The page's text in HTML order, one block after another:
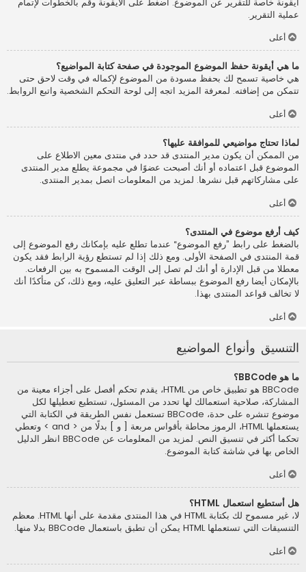
عملية التقرير.
أعلى
ما هي أيقونة حفظ الموضوع الموجودة في صفحة كتابة المواضيع؟
هي خاصية تسمح لك بحفظ مسودة من الموضوع لإكماله في وقت لاحق حتى
تتمكن من إضافته. لمعرفة المزيد اتجه إلى لوحة التحكم الشخصية واتبع الروابط.
أعلى
لماذا تحتاج مواضيعي للموافقة عليها؟
من الممكن أن يكون مدير المنتدى قد حدد في منتدى معين الاطلاع على
الموضوع قبل اعتماده أو أنك أصبحت عضوًا في مجموعة يطلع مدير المنتدى
على مشاركاتهم قبل نشرها. لمزيد من المعلومات اتصل بمدير المنتدى.
أعلى
كيف أرفع موضوع في المنتدى؟
بالضغط على رابط ”رفع الموضوع“ عندما تطلع عليه بإمكانك رفع الموضوع إلى
قمة المنتدى في الصفحة الأولى. ومع ذلك إذا لم تستطع رؤية الرابط فقد يكون
معطلا من قبل الإدارة أو أنك لم تصل إلى الوقت المسموح به بين الرفعات.
بالإمكان أيضا رفع الموضوع ببساطة عبر التعليق عليه، ومع ذلك، كن متأكدًا أنك
لا تخالف قواعد المنتدى بهذا.
أعلى
التنسيق وأنواع المواضيع
ما هو BBCode؟
BBCode هو تطبيق خاص من HTML، يقدم تحكم أفصل على أجزاء معينة من
المشاركة، صلاحية استعمالك لها تحدد من المسئول، تستطيع تعطيلها لكل
موضوع تنشره على حدة، BBCode تستعمل نفس الطريقة في الكتابة التي
يستعملها HTML، الرموز محاطة بأقواس مربعة [ و ] بدلًا من < and > وتعطي
تحكما أكثر في تنسيق النص. لمزيد من المعلومات عن BBCode انظر الدليل
الخاص بها في شاشة كتابة الموضوع.
أعلى
هل أستطيع استعمال HTML؟
لا، غير مسموح لك بكتابة HTML في هذا المنتدى مقدمة على أنها HTML. معظم
التنسيقات التي تستعملها HTML يمكن أن تطبق باستعمال BBCode بدلا منها.
أعلى